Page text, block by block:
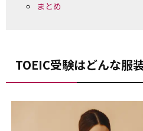
まとめ
TOEIC受験はどんな服